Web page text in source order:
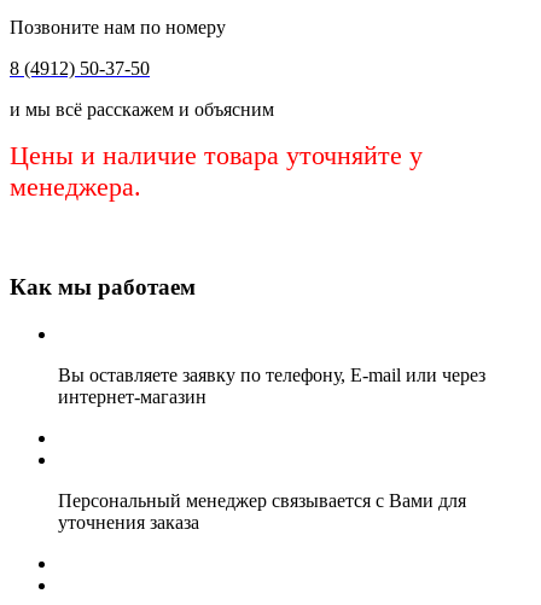
Позвоните нам по номеру
8 (4912) 50-37-50
и мы всё расскажем и объясним
Цены и наличие товара уточняйте у
менеджера.
Как мы работаем
Вы оставляете заявку по телефону, E-mail или через
интернет-магазин
Персональный менеджер связывается с Вами для
уточнения заказа